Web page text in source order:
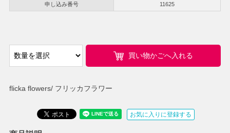
申し込み番号 11625
flicka flowers/ フリッカフラワー
買い物かごへ入れる
お気に入りに登録する